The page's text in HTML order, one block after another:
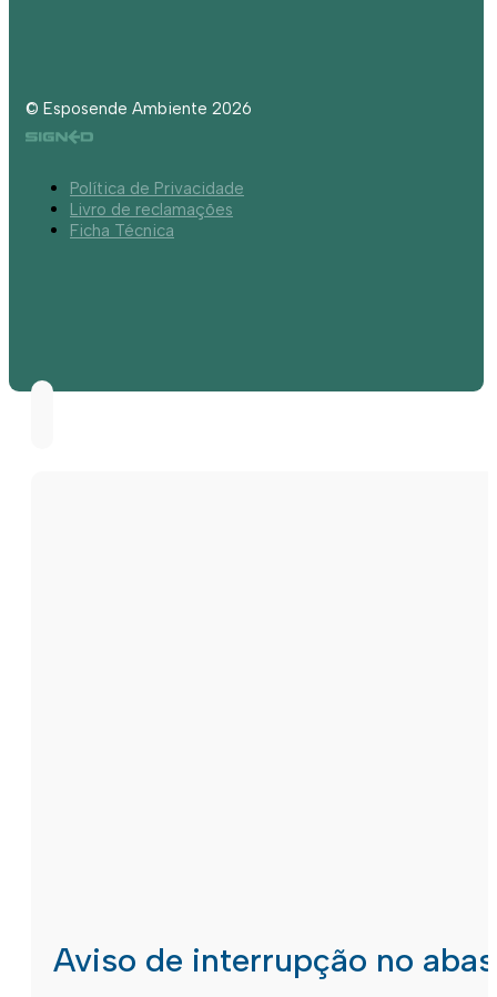
© Esposende Ambiente 2026
Política de Privacidade
Livro de reclamações
Ficha Técnica
Aviso de interrupção no